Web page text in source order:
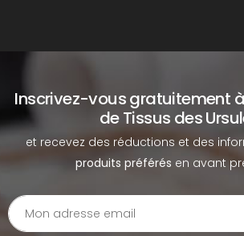
Inscrivez-vous gratuitement
de Tissus des
et recevez des réductions et des
produits préférés en avant